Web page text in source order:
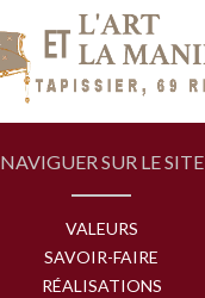
NAVIGUER SUR LE SITE
VALEURS
SAVOIR-FAIRE
RÉALISATIONS